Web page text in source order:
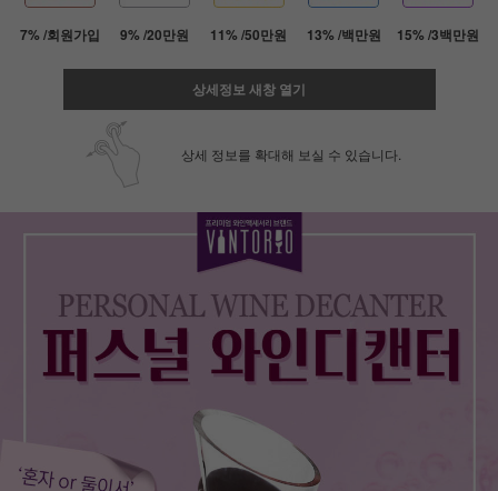
페이코 ID로 페
7% /회원가입 9% /20만원 11% /50만원 13% /백만원 15% /3백만원
상세정보 새창 열기
상세 정보를 확대해 보실 수 있습니다.